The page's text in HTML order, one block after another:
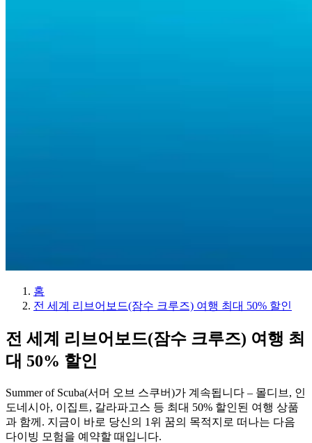
홈
전 세계 리브어보드(잠수 크루즈) 여행 최대 50% 할인
전 세계 리브어보드(잠수 크루즈) 여행 최
대 50% 할인
Summer of Scuba(서머 오브 스쿠버)가 계속됩니다 – 몰디브, 인
도네시아, 이집트, 갈라파고스 등 최대 50% 할인된 여행 상품
과 함께. 지금이 바로 당신의 1위 꿈의 목적지로 떠나는 다음
다이빙 모험을 예약할 때입니다.